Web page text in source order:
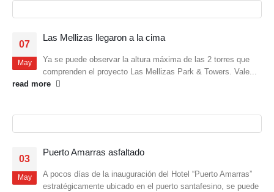
07
May
Las Mellizas llegaron a la cima
Ya se puede observar la altura máxima de las 2 torres que
comprenden el proyecto Las Mellizas Park & Towers. Vale...
read more
03
May
Puerto Amarras asfaltado
A pocos días de la inauguración del Hotel “Puerto Amarras”
estratégicamente ubicado en el puerto santafesino, se puede